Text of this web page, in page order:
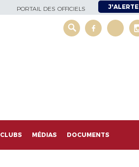
PORTAIL DES OFFICIELS J'ALERTE
CLUBS MÉDIAS DOCUMENTS